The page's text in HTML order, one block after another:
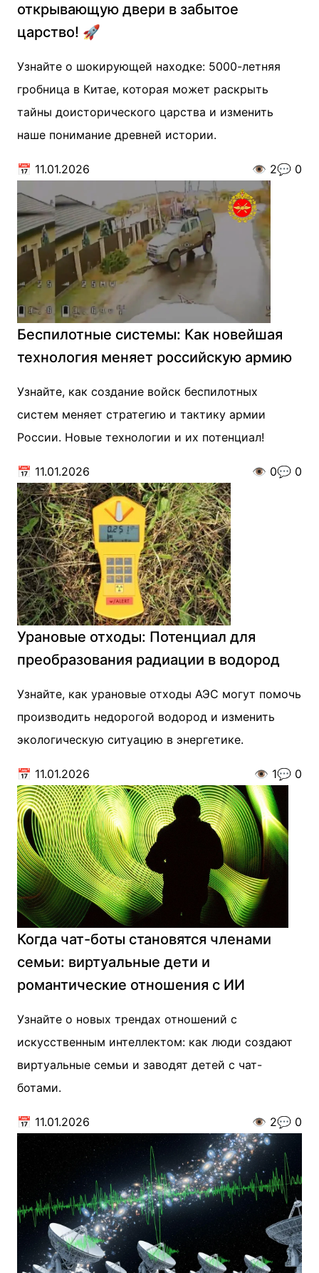
открывающую двери в забытое
царство! 🚀
Узнайте о шокирующей находке: 5000-летняя
гробница в Китае, которая может раскрыть
тайны доисторического царства и изменить
наше понимание древней истории.
📅 11.01.2026 👁️ 2💬 0
Беспилотные системы: Как новейшая
технология меняет российскую армию
Узнайте, как создание войск беспилотных
систем меняет стратегию и тактику армии
России. Новые технологии и их потенциал!
📅 11.01.2026 👁️ 0💬 0
Урановые отходы: Потенциал для
преобразования радиации в водород
Узнайте, как урановые отходы АЭС могут помочь
производить недорогой водород и изменить
экологическую ситуацию в энергетике.
📅 11.01.2026 👁️ 1💬 0
Когда чат-боты становятся членами
семьи: виртуальные дети и
романтические отношения с ИИ
Узнайте о новых трендах отношений с
искусственным интеллектом: как люди создают
виртуальные семьи и заводят детей с чат-
ботами.
📅 11.01.2026 👁️ 2💬 0